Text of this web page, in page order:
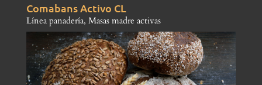
Comabans Activo CL
Línea panadería, Masas madre activas